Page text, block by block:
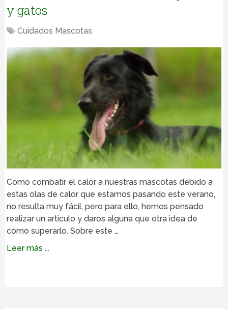
y gatos
Cuidados Mascotas
Como combatir el calor a nuestras mascotas debido a
estas olas de calor que estamos pasando este verano,
no resulta muy fácil, pero para ello, hemos pensado
realizar un artículo y daros alguna que otra idea de
cómo superarlo. Sobre este …
Leer más ...